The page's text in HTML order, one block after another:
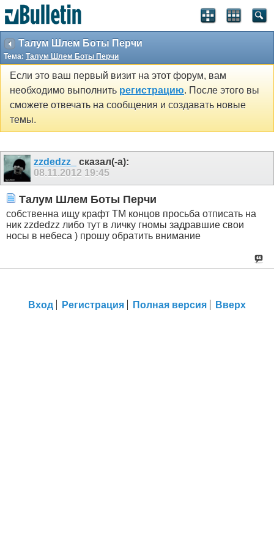
Талум Шлем Боты Перчи
Тема: Талум Шлем Боты Перчи
Если это ваш первый визит на этот форум, вам
необходимо выполнить регистрацию. После этого вы
сможете отвечать на сообщения и создавать новые
темы.
zzdedzz_
сказал(-а):
08.11.2012 19:45
Талум Шлем Боты Перчи
собственна ищу крафт ТМ концов просьба отписать на
ник zzdedzz либо тут в личку гномы задравшие свои
носы в небеса ) прошу обратить внимание
Вход Регистрация Полная версия Вверх